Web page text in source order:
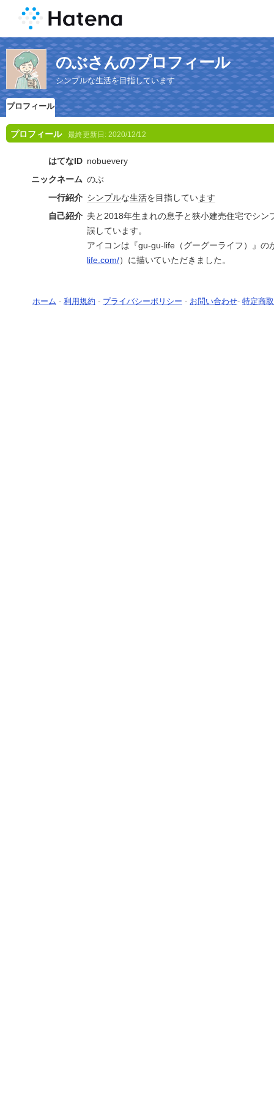
のぶさんのプロフィール
シンプルな生活を目指しています
プロフィール
プロフィール 最終更新日: 2020/12/12
はてなID nobuevery
ニックネーム のぶ
一行紹介 シンプルな生活を目指しています
自己紹介 夫と2018年生まれの息子と狭小建売住宅でシン
誤しています。
アイコンは『gu-gu-life（グーグーライフ）』の
life.com/）に描いていただきました。
ホーム - 利用規約 - プライバシーポリシー - お問い合わせ- 特定商